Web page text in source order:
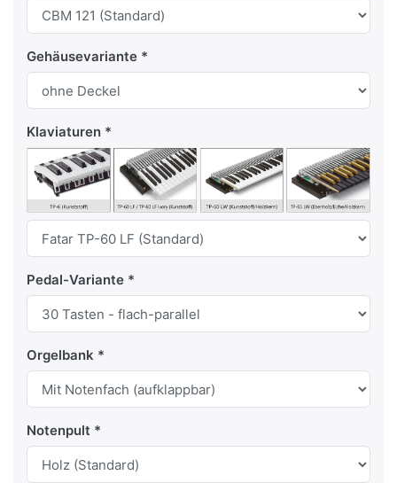
Gehäusevariante
Klaviaturen
Pedal-Variante
Orgelbank
Notenpult